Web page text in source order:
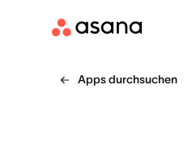
Apps durchsuchen